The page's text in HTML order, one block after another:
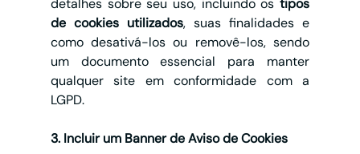
detalhes sobre seu uso, incluindo os tipos
de cookies utilizados, suas finalidades e
como desativá-los ou removê-los, sendo
um documento essencial para manter
qualquer site em conformidade com a
LGPD.
3. Incluir um Banner de Aviso de Cookies